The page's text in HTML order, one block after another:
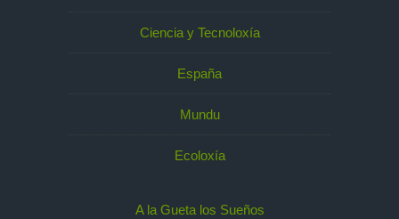
Ciencia y Tecnoloxía
España
Mundu
Ecoloxía
A la Gueta los Sueños